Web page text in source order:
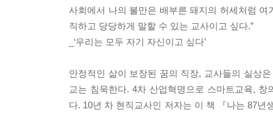
사회에서 나의 불만은 배부른 돼지의 허세처럼
직하고 당당하게 말할 수 있는 교사이고 싶다.”
_‘우리는 모두 자기 자신이고 싶다’
안정적인 삶이 보장된 꿈의 직장, 교사들의 실상
교는 침묵한다. 4차 산업혁명으로 스마트교육,
다. 10년 차 현직교사인 저자는 이 책 『나는 87